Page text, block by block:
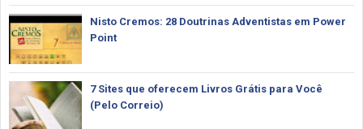
Nisto Cremos: 28 Doutrinas Adventistas em Power
Point
7 Sites que oferecem Livros Grátis para Você
(Pelo Correio)